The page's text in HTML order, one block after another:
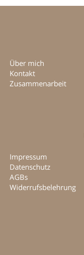
Über mich
Kontakt
Zusammenarbeit
Impressum
Datenschutz
AGBs
Widerrufsbelehrung